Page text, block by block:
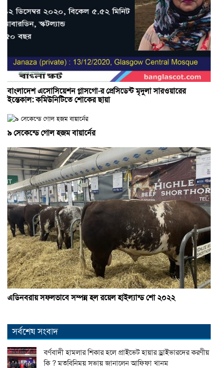
বাংলাদেশ এসোসিয়েশন গ্লাসগো-র প্রেসিডেন্ট মৃদুলা সারওয়ারের
ইন্তেকাল: কমিউনিটিতে শোকের ছায়া
৯ সেকেন্ডে গোল হজম বায়ার্নের
এডিনবরায় সফলভাবে সম্পন্ন হল রয়েল হাইল্যান্ড শো ২০২২
সর্বশেষ সংবাদ
বর্ণবাদী হামলার শিকার হলে প্রাইভেট হায়ার ড্রাইভারদের করণীয়
কি ? মতবিনিময় সভায় জানালেন আফিফা খানম